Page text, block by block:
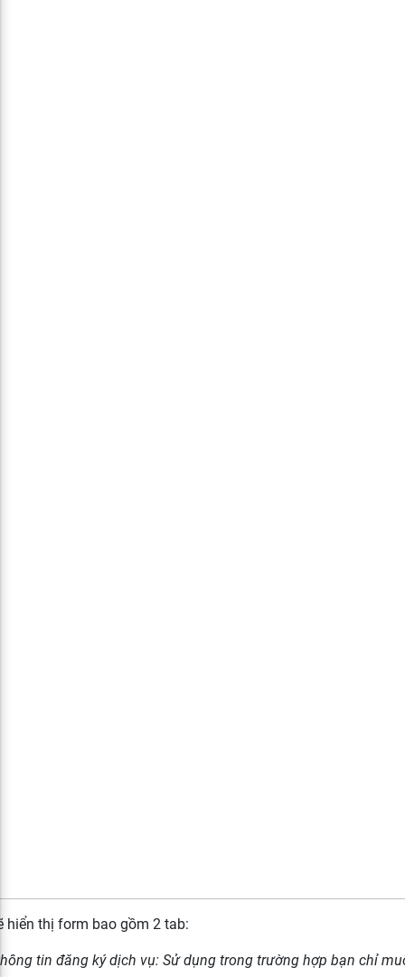
hiển thị form bao gồm 2 tab:
tin đăng ký dịch vụ: Sử dụng trong trường hợp bạn chỉ